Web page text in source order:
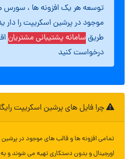
توسعه هر یک افزونه ها ، سورس
موجود در پرشین اسکریپت را دار
طریقسامانه پشتیبانی مشتریان
درخواست کنید
چرا فایل های پرشین اسکریپت
تمامی افزونه ها و قالب های موجود در
اورجینال و بدون دستکاری تهیه می شوند و